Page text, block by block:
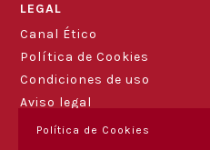
LEGAL
Canal Ético
Política de Cookies
Condiciones de uso
Aviso legal
Política de Cookies